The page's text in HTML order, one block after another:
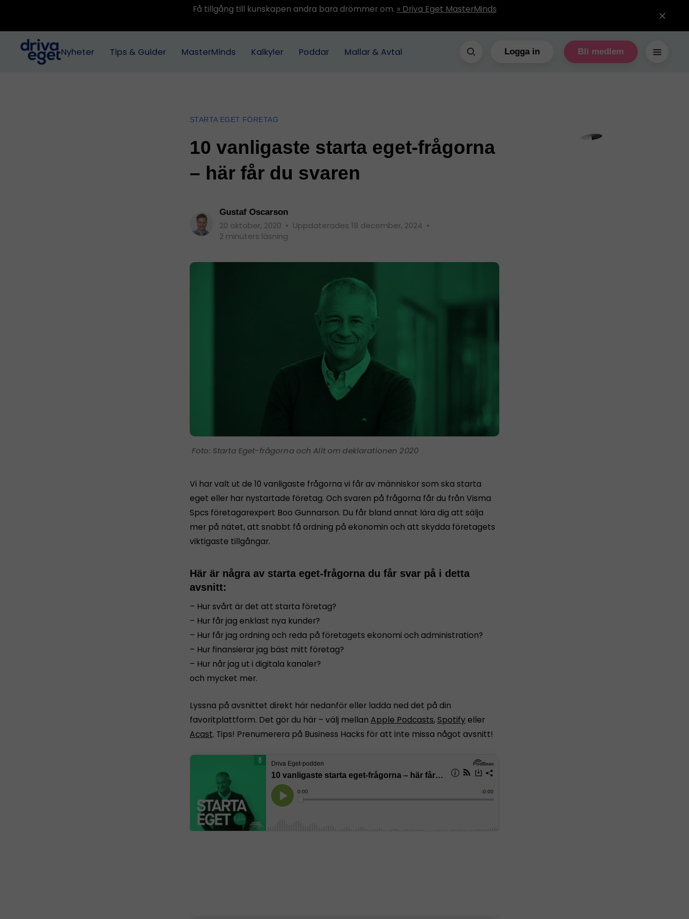
Få tillgång till kunskapen andra bara drömmer om. » Driva Eget MasterMinds
Nyheter Tips & Guider MasterMinds Kalkyler Poddar Mallar & Avtal Logga in Bli medlem
STARTA EGET FÖRETAG
10 vanligaste starta eget-frågorna
– här får du svaren
Gustaf Oscarson
20 oktober, 2020 • Uppdaterades 18 december, 2024 •
2 minuters läsning
Starta Eget-frågorna och Allt om deklarationen 2020
Vi har valt ut de 10 vanligaste frågorna vi får av människor som ska starta
eget eller har nystartade företag. Och svaren på frågorna får du från Visma
Spcs företagarexpert Boo Gunnarson. Du får bland annat lära dig att sälja
mer på nätet, att snabbt få ordning på ekonomin och att skydda företagets
viktigaste tillgångar.
Här är några av starta eget-frågorna du får svar på i detta
avsnitt:
– Hur svårt är det att starta företag?
– Hur får jag enklast nya kunder?
– Hur får jag ordning och reda på företagets ekonomi och administration?
– Hur finansierar jag bäst mitt företag?
– Hur når jag ut i digitala kanaler?
och mycket mer.
Lyssna på avsnittet direkt här nedanför eller ladda ned det på din
favoritplattform. Det gör du här – välj mellan Apple Podcasts, Spotifyeller
Acast. Tips! Prenumerera på Business Hacks för att inte missa något avsnitt!